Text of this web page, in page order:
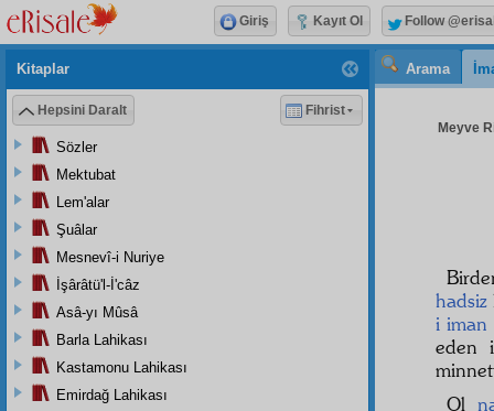
Arama
Meyve
hadsiz
i iman
eden
Ol
Kitaplar
Hepsini Daralt Fihrist
Sözler
Mektubat
Lem'alar
Şuâlar
Mesnevî-i Nuriye
İşârâtü'l-İ'câz
Asâ-yı Mûsâ
Barla Lahikası
Kastamonu Lahikası
Emirdağ Lahikası
Giriş Kayıt Ol Follow